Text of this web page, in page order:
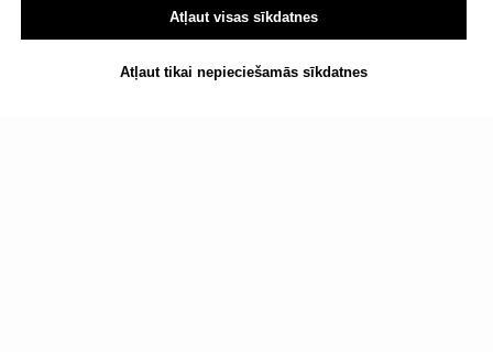
Atļaut visas sīkdatnes
Atļaut tikai nepieciešamās sīkdatnes